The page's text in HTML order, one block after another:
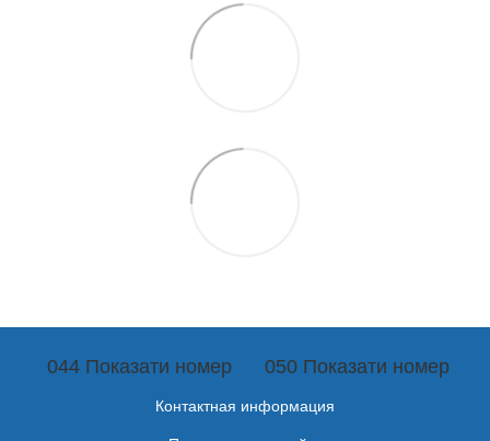
044 Показати номер 050 Показати номер
Контактная информация